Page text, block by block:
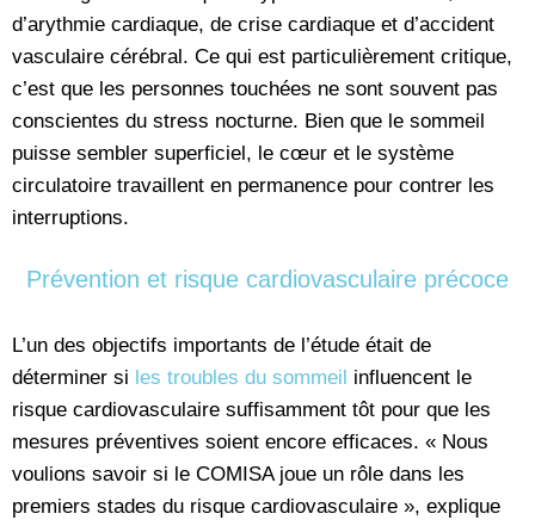
d’arythmie cardiaque, de crise cardiaque et d’accident
vasculaire cérébral. Ce qui est particulièrement critique,
c’est que les personnes touchées ne sont souvent pas
conscientes du stress nocturne. Bien que le sommeil
puisse sembler superficiel, le cœur et le système
circulatoire travaillent en permanence pour contrer les
interruptions.
Prévention et risque cardiovasculaire précoce
L’un des objectifs importants de l’étude était de
déterminer si les troubles du sommeil influencent le
risque cardiovasculaire suffisamment tôt pour que les
mesures préventives soient encore efficaces. « Nous
voulions savoir si le COMISA joue un rôle dans les
premiers stades du risque cardiovasculaire », explique